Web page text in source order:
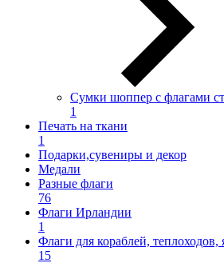
Сумки шоппер с флагами
1
Печать на ткани
1
Подарки,сувениры и декор
Медали
Разные флаги
76
Флаги Ирландии
1
Флаги для кораблей, теплоходов,
15